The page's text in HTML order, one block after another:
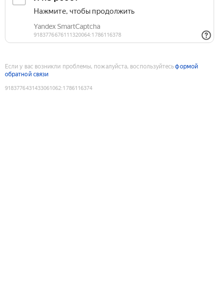
Если у вас возникли проблемы, пожалуйста, воспользуйтесьформой
обратной связи
9183776431433061062:1786116374